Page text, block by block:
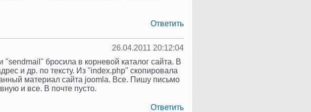
Ответить
26.04.2011 20:12:04
бросила в корневой каталог сайта. В
и др. по тексту. Из "index.php" скопировала
материал сайта joomla. Все. Пишу письмо
и все. В почте пусто.
Ответить